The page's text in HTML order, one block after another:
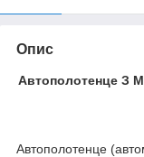
Опис
Автополотенце З
Автополотенце